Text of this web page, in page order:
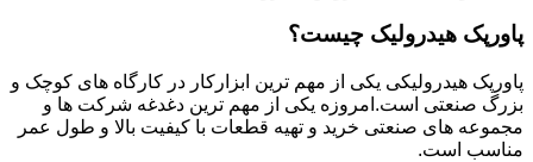
پاورپک هیدرولیک چیست؟
پاورپک هیدرولیکی یکی از مهم ترین ابزارکار در کارگاه های کوچک و
بزرگ صنعتی است.امروزه یکی از مهم ترین دغدغه شرکت ها و
مجموعه های صنعتی خرید و تهیه قطعات با کیفیت بالا و طول عمر
مناسب است.